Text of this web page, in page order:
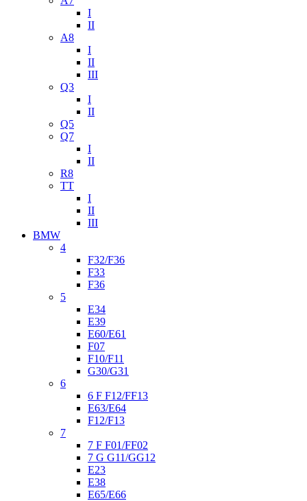
I
II
A8
I
II
III
Q3
I
II
Q5
Q7
I
II
R8
TT
I
II
III
BMW
4
F32/F36
F33
F36
5
E34
E39
E60/E61
F07
F10/F11
G30/G31
6
6 F F12/FF13
E63/E64
F12/F13
7
7 F F01/FF02
7 G G11/GG12
E23
E38
E65/E66